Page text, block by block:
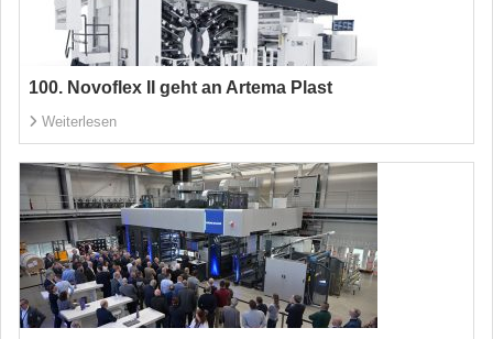
100. Novoflex II geht an Artema Plast
Weiterlesen